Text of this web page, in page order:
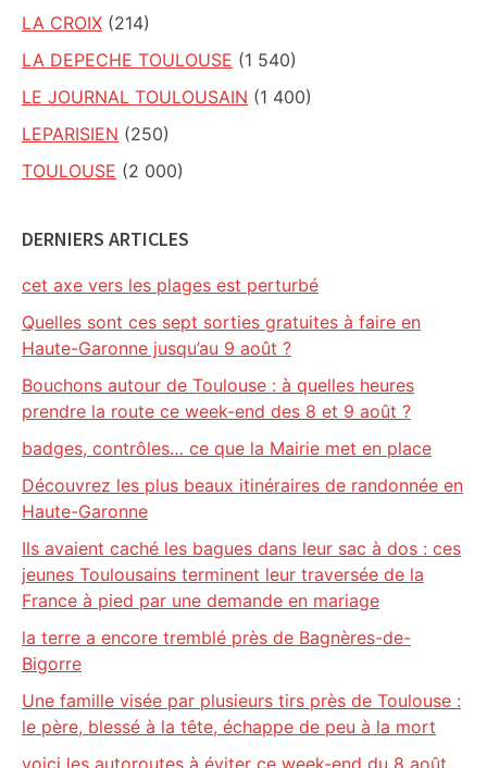
LA CROIX (214)
LA DEPECHE TOULOUSE (1 540)
LE JOURNAL TOULOUSAIN (1 400)
LEPARISIEN (250)
TOULOUSE (2 000)
DERNIERS ARTICLES
cet axe vers les plages est perturbé
Quelles sont ces sept sorties gratuites à faire en
Haute-Garonne jusqu’au 9 août ?
Bouchons autour de Toulouse : à quelles heures
prendre la route ce week-end des 8 et 9 août ?
badges, contrôles… ce que la Mairie met en place
Découvrez les plus beaux itinéraires de randonnée en
Haute-Garonne
Ils avaient caché les bagues dans leur sac à dos : ces
jeunes Toulousains terminent leur traversée de la
France à pied par une demande en mariage
la terre a encore tremblé près de Bagnères-de-
Bigorre
Une famille visée par plusieurs tirs près de Toulouse :
le père, blessé à la tête, échappe de peu à la mort
voici les autoroutes à éviter ce week-end du 8 août